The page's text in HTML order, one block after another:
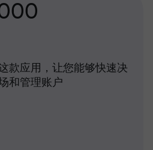
款应用，让您能够快速决
和管理账户